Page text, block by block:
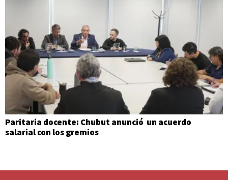
Paritaria docente: Chubut anunció un acuerdo
salarial con los gremios